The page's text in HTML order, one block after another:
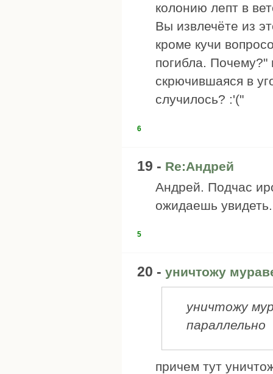
колонию лепт в
Вы извлечёте из
кроме кучи
погибла.
скрючившаяся в
случилось? :'("
6
19 - Re:Андрей
Андрей. Подчас
ожидаешь
5
20 - уничтожу
уничтожу
параллельно
причем тут